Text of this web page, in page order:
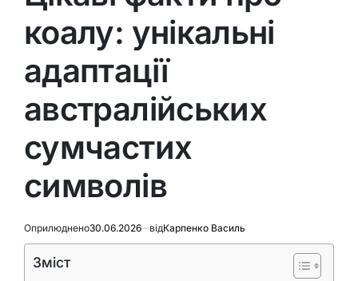
коалу: унікальні
адаптації
австралійських
сумчастих
символів
Оприлюднено30.06.2026 відКарпенко Василь
Зміст